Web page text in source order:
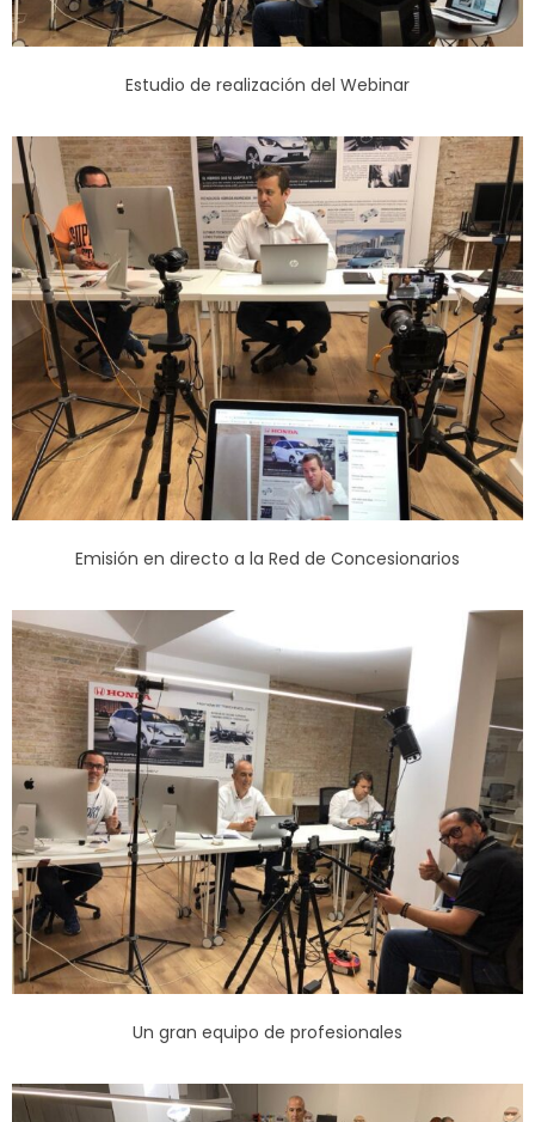
Estudio de realización del Webinar
Emisión en directo a la Red de Concesionarios
Un gran equipo de profesionales